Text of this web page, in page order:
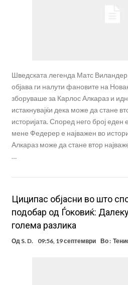
Шведската легенда Матс
објава ги налути фановите на
зборуваше за Карлос Алкараз и
истакнувајќи дека може да стане
историјата. Според него број
мене Федерер е најважен во
Алкараз може да стане втор
…
Циципас објасни во што
подобар од Ѓоковиќ:
голема разлика
Од S. D. 09:56, 19 септември Во :